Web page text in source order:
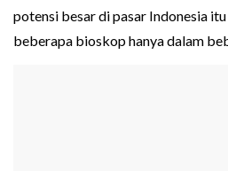
potensi besar di pasar Indonesia
beberapa bioskop hanya dalam